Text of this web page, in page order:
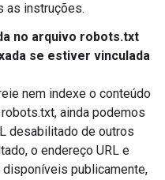
as instruções.
no arquivo robots.txt
se estiver vinculada
nem indexe o conteúdo
ainda podemos
desabilitado de outros
o endereço URL e
publicamente,